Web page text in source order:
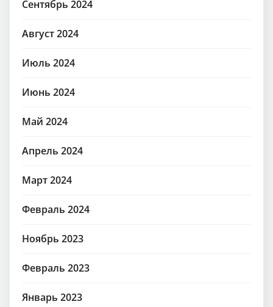
Сентябрь 2024
Август 2024
Июль 2024
Июнь 2024
Май 2024
Апрель 2024
Март 2024
Февраль 2024
Ноябрь 2023
Февраль 2023
Январь 2023